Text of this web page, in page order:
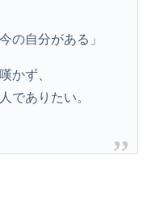
の自分がある」
かず、
でありたい。